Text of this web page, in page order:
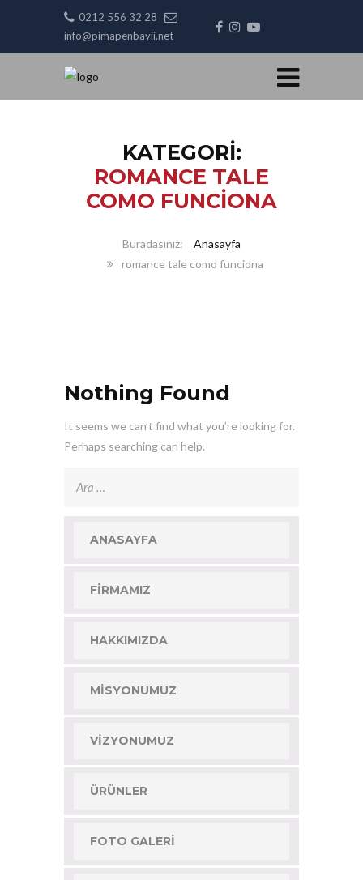
0212 556 32 28
info@pimapenbayii.net
KATEGORI:
ROMANCE TALE
COMO FUNCIONA
Anasayfa
romance tale como funciona
Nothing Found
It seems we can’t find what you’re looking for.
Perhaps searching can help.
ANASAYFA
FIRMAMIZ
HAKKIMIZDA
MISYONUMUZ
VIZYONUMUZ
ÜRÜNLER
FOTO GALERI